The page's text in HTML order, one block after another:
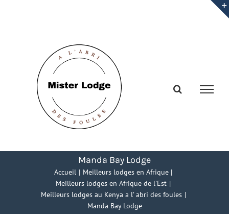
Manda Bay Lodge
Accueil
Meilleurs lodges en Afrique
Meilleurs lodges en Afrique de l’Est
Meilleurs lodges au Kenya a l’ abri des foules
Manda Bay Lodge